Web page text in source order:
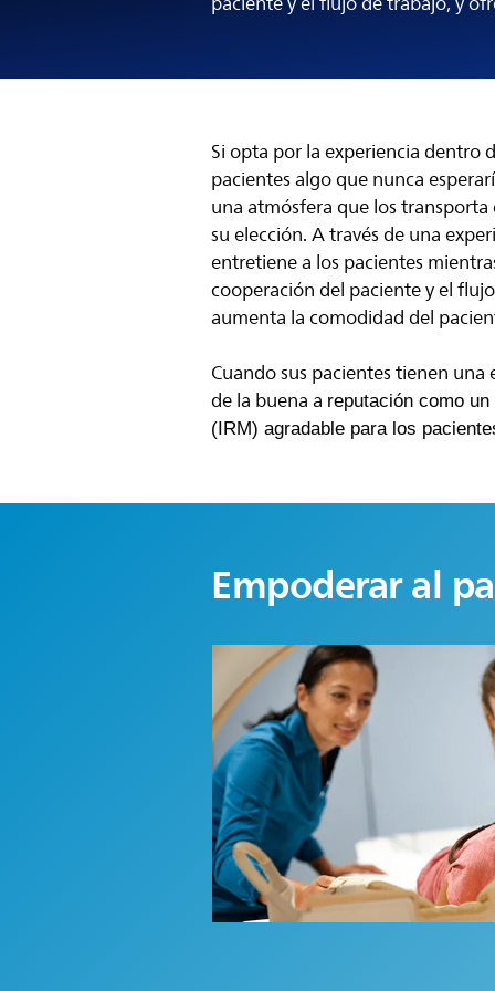
Si opta por la experiencia dentro
pacientes algo que nunca
una atmósfera que los
su elección. A través de una
entretiene a los pacientes
cooperación del paciente y el
aumenta la comodidad del
Cuando sus pacientes tienen
de la buena a reputación como
(IRM) agradable para los
Empoderar al